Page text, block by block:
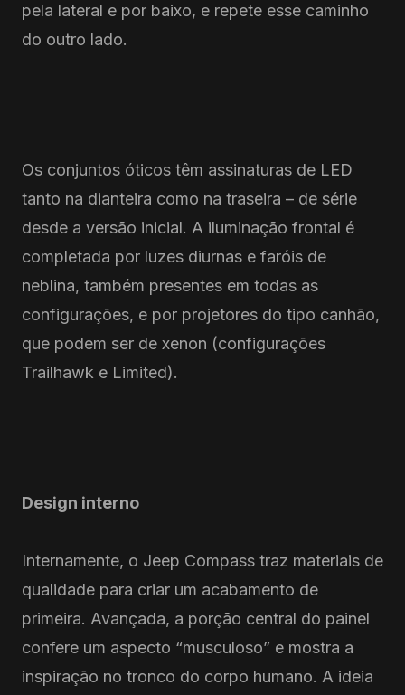
pela lateral e por baixo, e repete esse caminho
do outro lado.
Os conjuntos óticos têm assinaturas de LED
tanto na dianteira como na traseira – de série
desde a versão inicial. A iluminação frontal é
completada por luzes diurnas e faróis de
neblina, também presentes em todas as
configurações, e por projetores do tipo canhão,
que podem ser de xenon (configurações
Trailhawk e Limited).
Design interno
Internamente, o Jeep Compass traz materiais de
qualidade para criar um acabamento de
primeira. Avançada, a porção central do painel
confere um aspecto “musculoso” e mostra a
inspiração no tronco do corpo humano. A ideia